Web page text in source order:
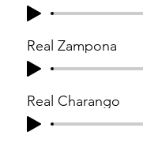
Real Zampona
Real Charango